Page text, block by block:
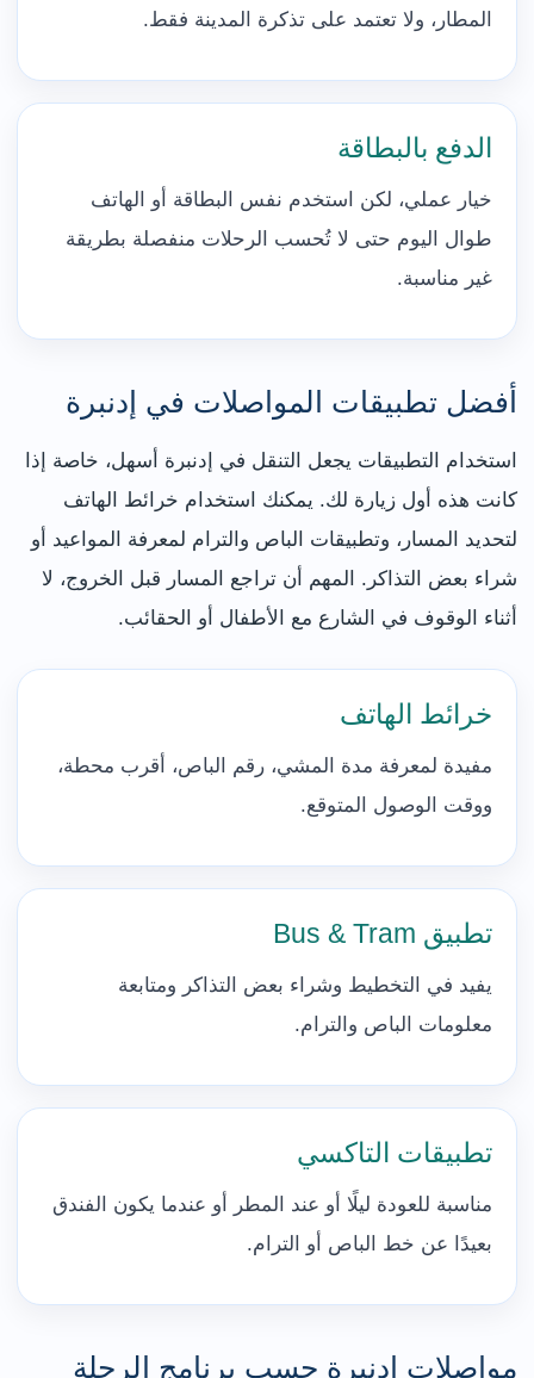
المطار، ولا تعتمد على تذكرة المدينة فقط.
الدفع بالبطاقة
خيار عملي، لكن استخدم نفس البطاقة أو الهاتف
طوال اليوم حتى لا تُحسب الرحلات منفصلة بطريقة
غير مناسبة.
أفضل تطبيقات المواصلات في إدنبرة
استخدام التطبيقات يجعل التنقل في إدنبرة أسهل، خاصة إذا
كانت هذه أول زيارة لك. يمكنك استخدام خرائط الهاتف
لتحديد المسار، وتطبيقات الباص والترام لمعرفة المواعيد أو
شراء بعض التذاكر. المهم أن تراجع المسار قبل الخروج، لا
أثناء الوقوف في الشارع مع الأطفال أو الحقائب.
خرائط الهاتف
مفيدة لمعرفة مدة المشي، رقم الباص، أقرب محطة،
ووقت الوصول المتوقع.
تطبيق Bus & Tram
يفيد في التخطيط وشراء بعض التذاكر ومتابعة
معلومات الباص والترام.
تطبيقات التاكسي
مناسبة للعودة ليلًا أو عند المطر أو عندما يكون الفندق
بعيدًا عن خط الباص أو الترام.
مواصلات إدنبرة حسب برنامج الرحلة